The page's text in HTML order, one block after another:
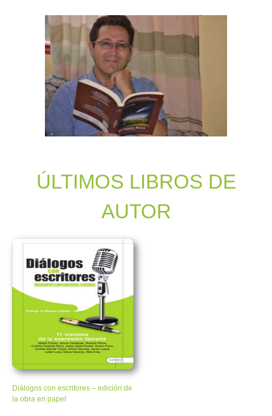
ÚLTIMOS LIBROS DE
AUTOR
Diálogos con escritores – edición de
la obra en papel